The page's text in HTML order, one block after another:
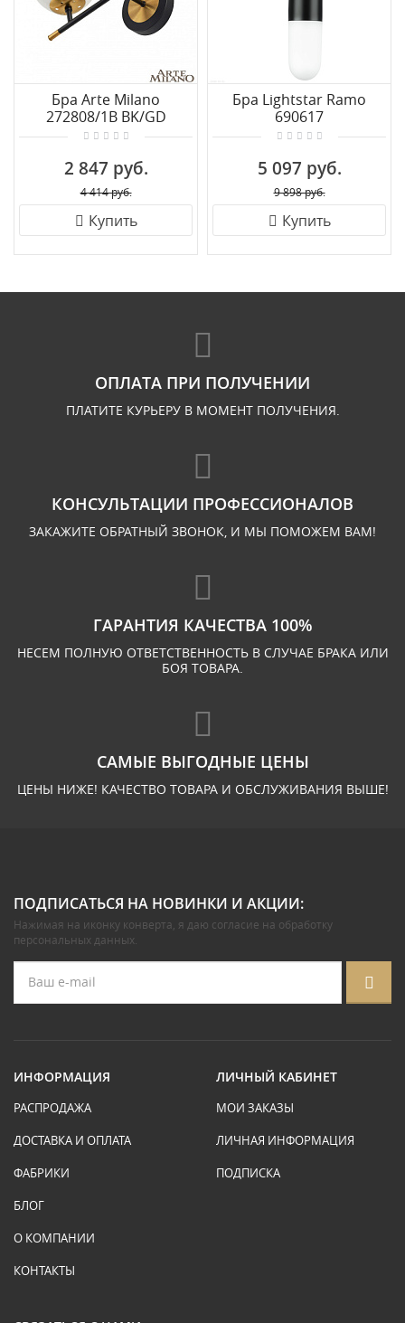
Бра Arte Milano
272808/1B BK/GD
2 847 руб.
4 414 руб.
Купить
Бра Lightstar Ramo
690617
5 097 руб.
9 898 руб.
Купить
ОПЛАТА ПРИ ПОЛУЧЕНИИ
ПЛАТИТЕ КУРЬЕРУ В МОМЕНТ ПОЛУЧЕНИЯ.
КОНСУЛЬТАЦИИ ПРОФЕССИОНАЛОВ
ЗАКАЖИТЕ ОБРАТНЫЙ ЗВОНОК, И МЫ ПОМОЖЕМ ВАМ!
ГАРАНТИЯ КАЧЕСТВА 100%
НЕСЕМ ПОЛНУЮ ОТВЕТСТВЕННОСТЬ В СЛУЧАЕ БРАКА ИЛИ
БОЯ ТОВАРА.
САМЫЕ ВЫГОДНЫЕ ЦЕНЫ
ЦЕНЫ НИЖЕ! КАЧЕСТВО ТОВАРА И ОБСЛУЖИВАНИЯ ВЫШЕ!
ПОДПИСАТЬСЯ НА НОВИНКИ И АКЦИИ:
Нажимая на иконку конверта, я даю согласие на обработку
персональных данных.
ИНФОРМАЦИЯ
РАСПРОДАЖА
ДОСТАВКА И ОПЛАТА
ФАБРИКИ
БЛОГ
О КОМПАНИИ
КОНТАКТЫ
ЛИЧНЫЙ КАБИНЕТ
МОИ ЗАКАЗЫ
ЛИЧНАЯ ИНФОРМАЦИЯ
ПОДПИСКА